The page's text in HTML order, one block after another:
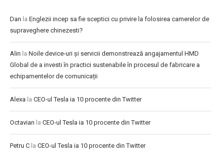
Dan la Englezii incep sa fie sceptici cu privire la folosirea camerelor de
supraveghere chinezesti?
Alin la Noile device-uri și servicii demonstrează angajamentul HMD
Global de a investi în practici sustenabile în procesul de fabricare a
echipamentelor de comunicații
Alexa la CEO-ul Tesla ia 10 procente din Twitter
Octavian la CEO-ul Tesla ia 10 procente din Twitter
Petru C la CEO-ul Tesla ia 10 procente din Twitter